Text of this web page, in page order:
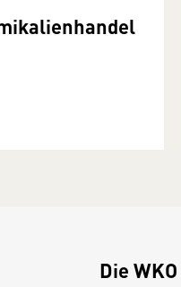
Die WKO